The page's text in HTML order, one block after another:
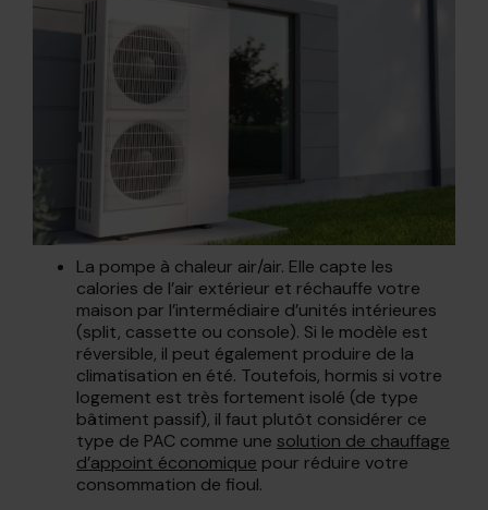
La pompe à chaleur air/air. Elle capte les
calories de l’air extérieur et réchauffe votre
maison par l’intermédiaire d’unités intérieures
(split, cassette ou console). Si le modèle est
réversible, il peut également produire de la
climatisation en été. Toutefois, hormis si votre
logement est très fortement isolé (de type
bâtiment passif), il faut plutôt considérer ce
type de PAC comme une solution de chauffage
d’appoint économique pour réduire votre
consommation de fioul.